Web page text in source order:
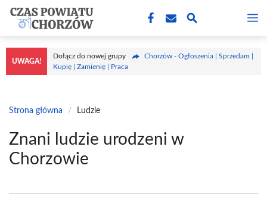
Przejdź
treści
UWAGA!
Dołącz do nowej grupy
Chorzów - Ogłoszenia | Sprzedam |
Kupię | Zamienię | Praca
Strona główna / Ludzie
Znani ludzie urodzeni w
Chorzowie